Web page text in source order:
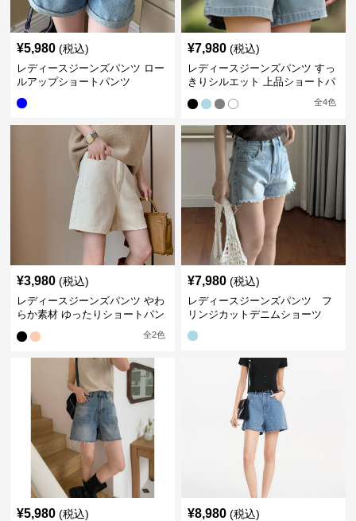
¥5,980 (税込)
レディースジーンズパンツ ロー
ルアップショートパンツ
¥7,980 (税込)
レディースジーンズパンツ すっ
きりシルエット 上品ショートパ
全4色
¥3,980 (税込)
レディースジーンズパンツ やわ
らか素材 ゆったりショートパン
全2色
¥7,980 (税込)
レディースジーンズパンツ フ
リンジカットデニムショーツ
¥5,980 (税込) ¥8,980 (税込)